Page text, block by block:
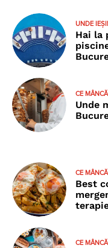
UNDE
Hai la
CE
Unde
CE
Best
CE